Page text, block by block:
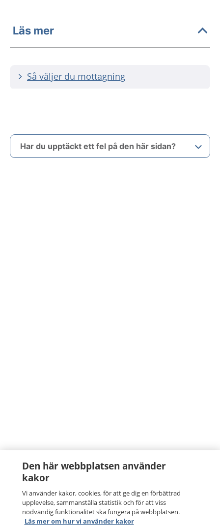
Läs mer
Så väljer du mottagning
Har du upptäckt ett fel på den här sidan?
Den här webbplatsen använder
kakor
Vi använder kakor, cookies, för att ge dig en förbättrad
upplevelse, sammanställa statistik och för att viss
nödvändig funktionalitet ska fungera på webbplatsen.
Läs mer om hur vi använder kakor